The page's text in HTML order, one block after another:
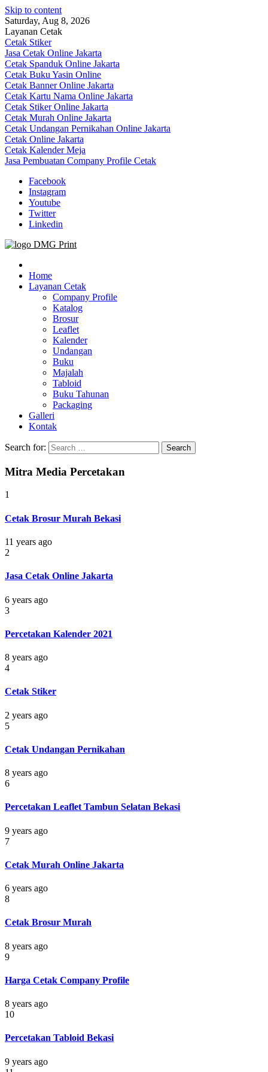
Skip to content
Saturday, Aug 8, 2026
Layanan Cetak
Cetak Stiker
Jasa Cetak Online Jakarta
Cetak Spanduk Online Jakarta
Cetak Buku Yasin Online
Cetak Banner Online Jakarta
Cetak Kartu Nama Online Jakarta
Cetak Stiker Online Jakarta
Cetak Murah Online Jakarta
Cetak Undangan Pernikahan Online Jakarta
Cetak Online Jakarta
Cetak Kalender Meja
Jasa Pembuatan Company Profile Cetak
Facebook
Instagram
Youtube
Twitter
Linkedin
Jasa Cetak Online DMG Printing
Home
Layanan Cetak
Company Profile
Katalog
Brosur
Leaflet
Kalender
Undangan
Buku
Majalah
Tabloid
Buku Tahunan
Packaging
Galleri
Kontak
Search for:
Mitra Media Percetakan
1
Cetak Brosur Murah Bekasi
11 years ago
2
Jasa Cetak Online Jakarta
6 years ago
3
Percetakan Kalender 2021
8 years ago
4
Cetak Stiker
2 years ago
5
Cetak Undangan Pernikahan
8 years ago
6
Percetakan Leaflet Tambun Selatan Bekasi
9 years ago
7
Cetak Murah Online Jakarta
6 years ago
8
Cetak Brosur Murah
8 years ago
9
Harga Cetak Company Profile
8 years ago
10
Percetakan Tabloid Bekasi
9 years ago